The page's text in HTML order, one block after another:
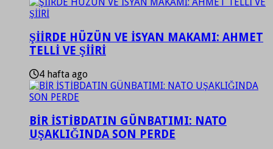
ŞİİRDE HÜZÜN VE İSYAN MAKAMI: AHMET
TELLİ VE ŞİİRİ
4 hafta ago
BİR İSTİBDATIN GÜNBATIMI: NATO
UŞAKLIĞINDA SON PERDE